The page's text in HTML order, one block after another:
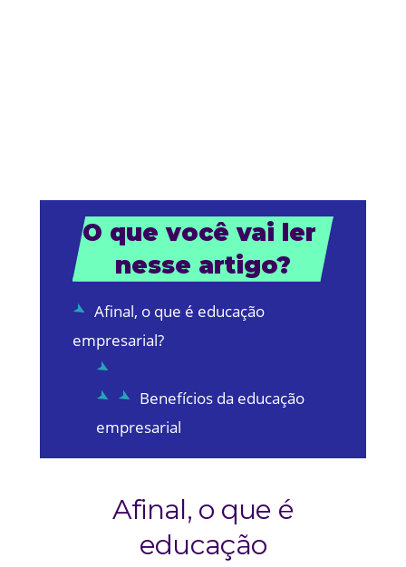
O que você vai ler
nesse artigo?
Afinal, o que é educação
empresarial?
Benefícios da educação
empresarial
Afinal, o que é
educação